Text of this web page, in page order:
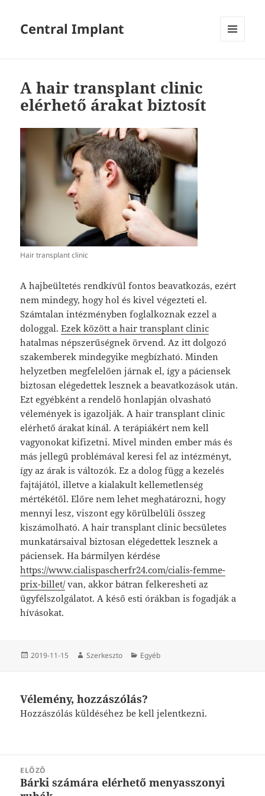
Central Implant
A hair transplant clinic
elérhető árakat biztosít
Hair transplant clinic
A hajbeültetés rendkívül fontos beavatkozás, ezért
nem mindegy, hogy hol és kivel végezteti el.
Számtalan intézményben foglalkoznak ezzel a
dologgal.Ezek között a hair transplant clinic
hatalmas népszerűségnek örvend. Az itt dolgozó
szakemberek mindegyike megbízható. Minden
helyzetben megfelelően járnak el, így a páciensek
biztosan elégedettek lesznek a beavatkozások után.
Ezt egyébként a rendelő honlapján olvasható
vélemények is igazolják. A hair transplant clinic
elérhető árakat kínál.A terápiákért nem kell
vagyonokat kifizetni. Mivel minden ember más és
más jellegű problémával keresi fel az intézményt,
így az árak is változók. Ez a dolog függ a kezelés
fajtájától, illetve a kialakult kellemetlenség
mértékétől. Előre nem lehet meghatározni, hogy
mennyi lesz, viszont egy körülbelüli összeg
kiszámolható. A hair transplant clinic becsületes
munkatársaival biztosan elégedettek lesznek a
páciensek. Ha bármilyen kérdése
https://www.cialispascherfr24.com/cialis-femme-
prix-billet/van, akkor bátran felkeresheti az
ügyfélszolgálatot. A késő esti órákban is fogadják a
hívásokat.
Közzétéve
2019-11-15 Szerző
Szerkeszto Kategória
Egyéb
Vélemény, hozzászólás?
Hozzászólás küldéséhezbe kell jelentkezni.
navigáció
ELŐZŐ
Korábbi
Bárki számára elérhető menyasszonyi